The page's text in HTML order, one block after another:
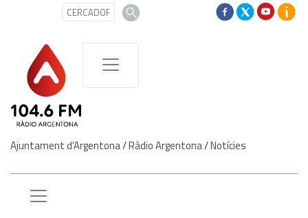
Ajuntament d'Argentona/Ràdio Argentona/Notícies